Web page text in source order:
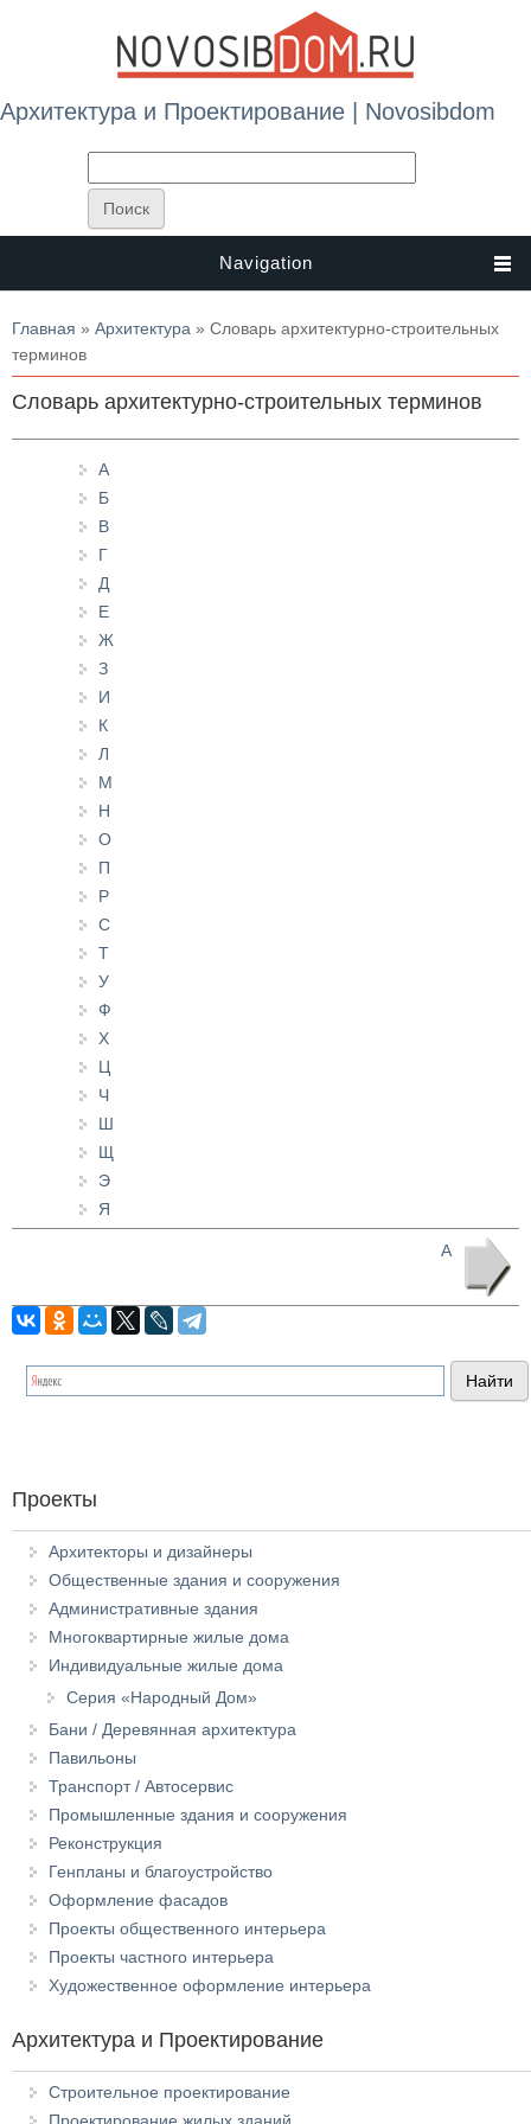
Архитектура и Проектирование | Novosibdom
Navigation
Вы здесь
Главная » Архитектура » Словарь архитектурно-строительных
терминов
Словарь архитектурно-строительных терминов
А
Б
В
Г
Д
Е
Ж
З
И
К
Л
М
Н
О
П
Р
С
Т
У
Ф
Х
Ц
Ч
Ш
Щ
Э
Я
А
Проекты
Архитекторы и дизайнеры
Общественные здания и сооружения
Административные здания
Многоквартирные жилые дома
Индивидуальные жилые дома
Серия «Народный Дом»
Бани / Деревянная архитектура
Павильоны
Транспорт / Автосервис
Промышленные здания и сооружения
Реконструкция
Генпланы и благоустройство
Оформление фасадов
Проекты общественного интерьера
Проекты частного интерьера
Художественное оформление интерьера
Архитектура и Проектирование
Строительное проектирование